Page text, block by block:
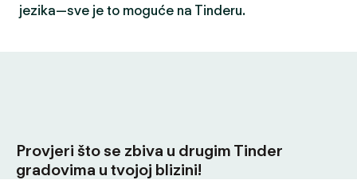
jezika—sve je to moguće na Tinderu.
Provjeri što se zbiva u drugim Tinder
gradovima u tvojoj blizini!